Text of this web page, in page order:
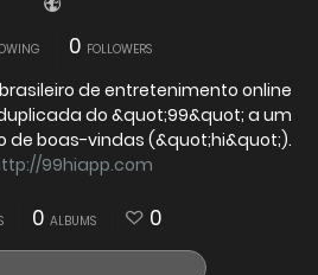
0 FOLLOWERS
de entretenimento online
do &quot;99&quot; a um
de boas-vindas (&quot;hi&quot;).
99hiapp.com
0 ALBUMS 0